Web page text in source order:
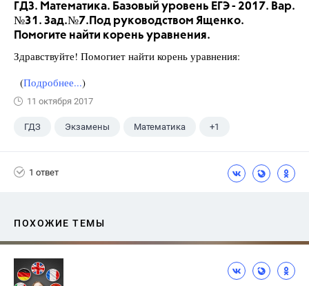
ГДЗ. Математика. Базовый уровень ЕГЭ - 2017. Вар.
№31. Зад.№7.Под руководством Ященко.
Помогите найти корень уравнения.
Здравствуйте! Помогиет найти корень уравнения:
(Подробнее...)
11 октября 2017
ГДЗ Экзамены Математика +1
1 ответ
ПОХОЖИЕ ТЕМЫ